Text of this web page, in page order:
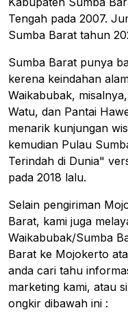
Tengah pada 2007.
Sumba Barat tahun
Sumba Barat punya
kerena keindahan
Waikabubak,
Watu, dan Pantai
menarik kunjungan
kemudian Pulau
Terindah di Dunia"
pada 2018 lalu.
Selain pengiriman
Barat, kami juga
Waikabubak/Sumba
Barat ke Mojokerto
anda cari tahu
marketing kami, atau
ongkir dibawah ini :